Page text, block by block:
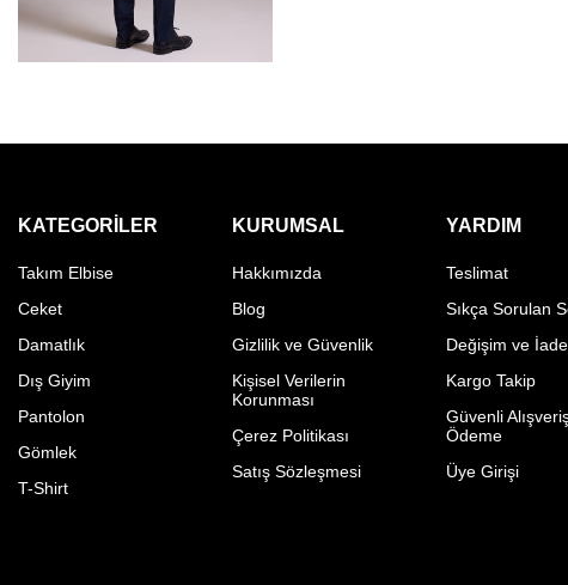
KATEGORILER
Takım Elbise
Ceket
Damatlık
Dış Giyim
Pantolon
Gömlek
T-Shirt
KURUMSAL
Hakkımızda
Blog
Gizlilik ve Güvenlik
Kişisel Verilerin
Korunması
Çerez Politikası
Satış Sözleşmesi
YARDIM
Teslimat
Sıkça Sorulan
Değişim ve İade
Kargo Takip
Güvenli
Ödeme
Üye Girişi